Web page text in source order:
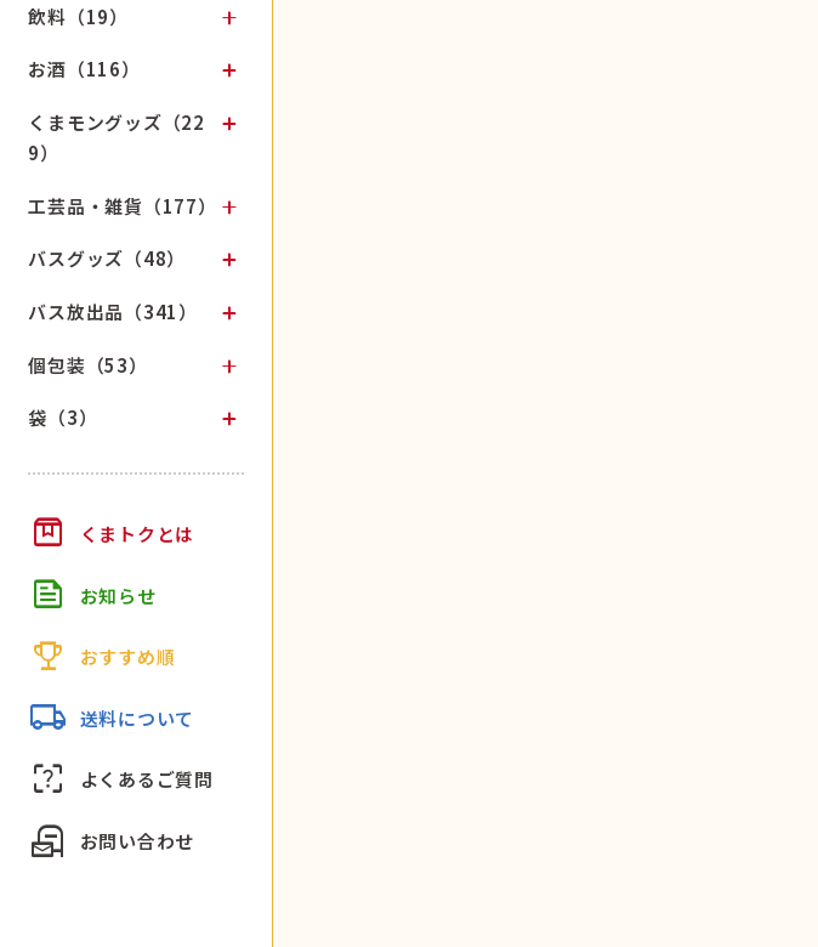
飲料（19）
お酒（116）
くまモングッズ（22
9）
工芸品・雑貨（177）
バスグッズ（48）
バス放出品（341）
個包装（53）
袋（3）
box くまトクとは
feed お知らせ
trophy おすすめ順
local_shipping 送料について
indeterminate_question_box よくあるご質問
local_post_office お問い合わせ